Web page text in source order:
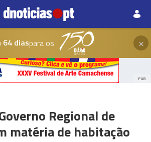
64 diaspara os ×
PUB
Regional de
matéria de habitação